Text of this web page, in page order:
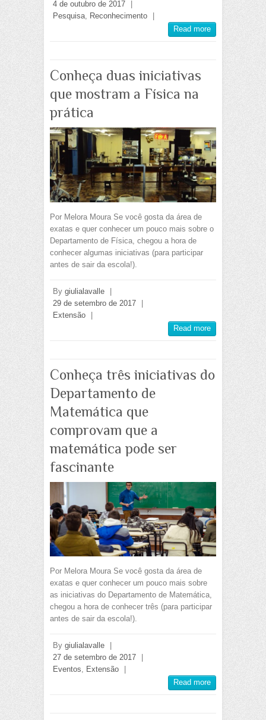
4 de outubro de 2017
Pesquisa, Reconhecimento
Read more
Conheça duas iniciativas
que mostram a Física na
prática
Por Melora Moura Se você gosta da área de
exatas e quer conhecer um pouco mais sobre o
Departamento de Física, chegou a hora de
conhecer algumas iniciativas (para participar
antes de sair da escola!).
By giulialavalle
|
29 de setembro de 2017
|
Extensão
|
Read more
Conheça três iniciativas do
Departamento de
Matemática que
comprovam que a
matemática pode ser
fascinante
Por Melora Moura Se você gosta da área de
exatas e quer conhecer um pouco mais sobre
as iniciativas do Departamento de Matemática,
chegou a hora de conhecer três (para participar
antes de sair da escola!).
By giulialavalle
27 de setembro de 2017
Eventos, Extensão
Read more